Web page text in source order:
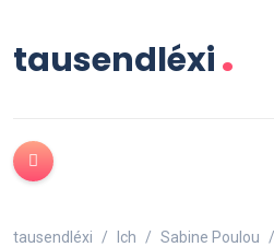
tausendléxi.
tausendléxi Ich Sabine Poulou